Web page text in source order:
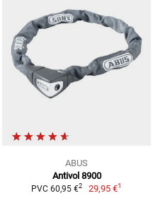
ABUS
Antivol 8900
PVC 60,95 €2 29,95 €1